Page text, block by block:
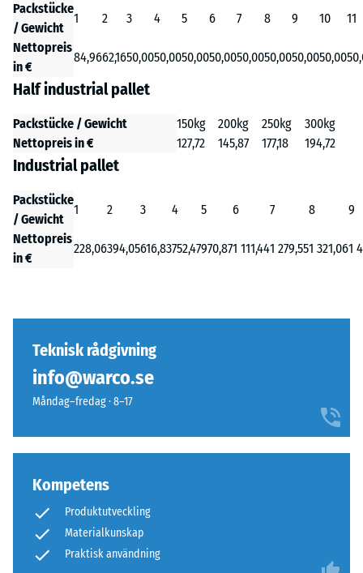
Packstücke
/ Gewicht
1 2 3 4 5 6 7 8 9 10
11
Nettopreis
in €
84,9662,1650,0050,0050,0050,0050,0050,0050,0050,00
Half industrial pallet
Packstücke / Gewicht 150kg 200kg 250kg
300kg
Nettopreis in €
127,72 145,87 177,18 194,72
Industrial pallet
Packstücke
/ Gewicht
1 2 3 4 5 6 7 8
9
Nettopreis
in €
228,06394,05616,83752,47970,871 111,441 279,551 321,061
Teknisk rådgivning
info@warco.se
Måndag–fredag · 8–17
Kompetens
Produktutveckling
Materialkunskap
Praktisk användning